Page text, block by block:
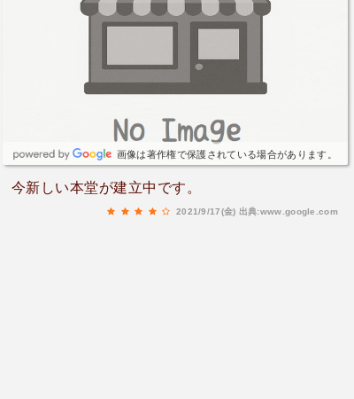
画像は著作権で保護されている場合があります。
今新しい本堂が建立中です。
2021/9/17(金) 出典:www.google.com